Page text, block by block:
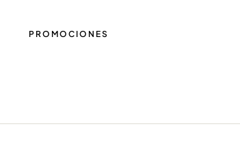
PROMOCIONES